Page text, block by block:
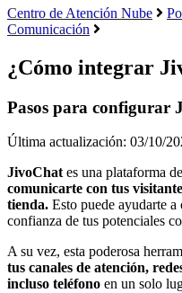
Centro de Atención Nube
Comunicación
¿Cómo integrar
Pasos para configurar
Última actualización: 03/10/
JivoChates una plataforma
comunicarte con tus
tienda. Esto puede ayudarte a
confianza de tus potenciales
A su vez, esta poderosa
tus canales de atención,
incluso teléfono en un solo